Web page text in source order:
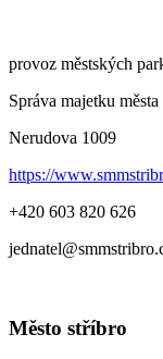
provoz městských
Správa majetku
Nerudova 1009
https://
+420 603 820 626
Město stříbro